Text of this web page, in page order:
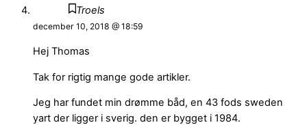
Troels
december 10, 2018 @ 18:59
Hej Thomas
Tak for rigtig mange gode artikler.
Jeg har fundet min drømme båd, en 43 fods sweden
yart der ligger i sverig. den er bygget i 1984.